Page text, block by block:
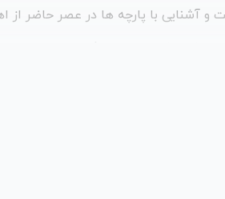
و آشنایی با پارچه ها در عصر حاضر از